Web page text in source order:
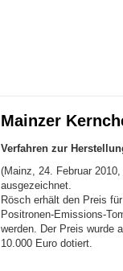
Mainzer
Verfahren zur
(Mainz, 24. Februar
ausgezeichnet.
Rösch erhält den Preis
Positronen-Emissions-
werden. Der Preis wurde
10.000 Euro dotiert.